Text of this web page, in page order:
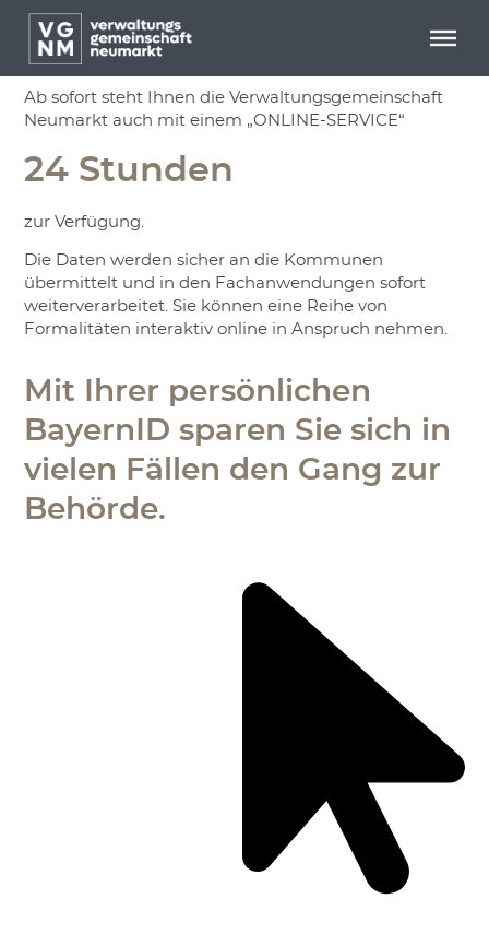
Menü überspringen
Menü überspringen
RATHAUS ONLINE
Ab sofort steht Ihnen die Verwaltungsgemeinschaft
Neumarkt auch mit einem „ONLINE-SERVICE“
24 Stunden
zur Verfügung.
Die Daten werden sicher an die Kommunen
übermittelt und in den Fachanwendungen sofort
weiterverarbeitet. Sie können eine Reihe von
Formalitäten interaktiv online in Anspruch nehmen.
Mit Ihrer persönlichen
BayernID sparen Sie sich in
vielen Fällen den Gang zur
Behörde.